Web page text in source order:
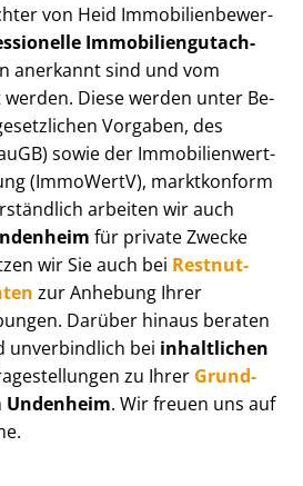
von Heid Im­mo­bi­li­en­be­wer­
Im­mo­bi­li­en­gut­ach­
anerkannt sind und vom
werden. Diese werden unter Be­
Vorgaben, des
sowie der Im­mo­bi­li­en­wert­
(ImmoWertV), marktkonform
arbeiten wir auch
für private Zwecke
wir Sie auch bei Rest­nut­
zur Anhebung Ihrer
Darüber hinaus beraten
unverbindlich bei inhaltlichen
zu Ihrer Grund­
Undenheim. Wir freuen uns auf